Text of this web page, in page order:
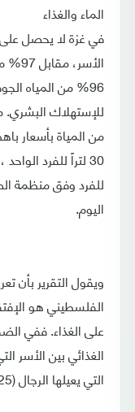
الماء والغذاء
96% من المياه
للإستهلاك البشري.
من المياة بأسعار
30 لتراً للفرد
اليوم.
ويقول التقرير بأن
الفلسطيني هو
على الغذاء. ففي
التي يعيلها الرجال (25% للنساء مقابل 15% للرجال).